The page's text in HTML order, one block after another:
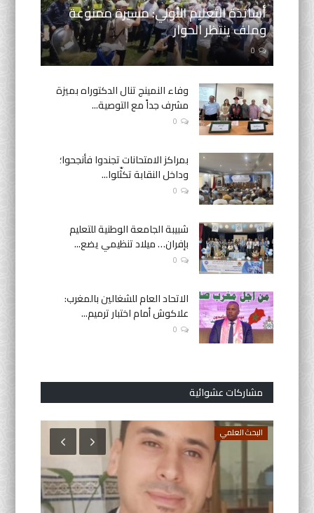
أساتذة التعليم الأولي: مسيرة ممنوعة
وملف ينتظر الحوار
0
وفاء النمينج تنال الدكتوراه بميزة
مشرف جداً مع التوصية...
0
بمراكز الامتحانات تجندوا فأنجحوا؛
وداخل النقابة تكثّلوا...
0
شبيبة الجامعة الوطنية للتعليم
بإفران… ميلاد تنظيمي يضع...
0
الاتحاد العام للشغالين بالمغرب:
علاكوش أمام اختبار ترميم...
0
مشاركات عشوائية
البحث العلمي